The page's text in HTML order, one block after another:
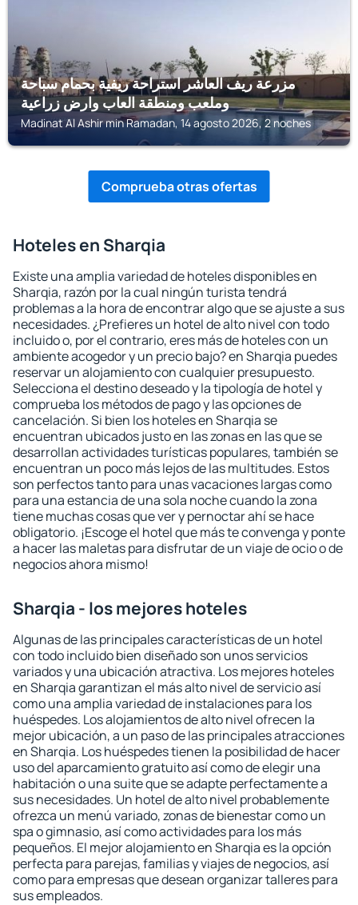
مزرعة ريف العاشر استراحة ريفية بحمام سباحة
وملعب ومنطقة العاب وارض زراعية
Madinat Al Ashir min Ramadan, 14 agosto 2026, 2 noches
Comprueba otras ofertas
Hoteles en Sharqia
Existe una amplia variedad de hoteles disponibles en
Sharqia, razón por la cual ningún turista tendrá
problemas a la hora de encontrar algo que se ajuste a sus
necesidades. ¿Prefieres un hotel de alto nivel con todo
incluido o, por el contrario, eres más de hoteles con un
ambiente acogedor y un precio bajo? en Sharqia puedes
reservar un alojamiento con cualquier presupuesto.
Selecciona el destino deseado y la tipología de hotel y
comprueba los métodos de pago y las opciones de
cancelación. Si bien los hoteles en Sharqia se
encuentran ubicados justo en las zonas en las que se
desarrollan actividades turísticas populares, también se
encuentran un poco más lejos de las multitudes. Estos
son perfectos tanto para unas vacaciones largas como
para una estancia de una sola noche cuando la zona
tiene muchas cosas que ver y pernoctar ahí se hace
obligatorio. ¡Escoge el hotel que más te convenga y ponte
a hacer las maletas para disfrutar de un viaje de ocio o de
negocios ahora mismo!
Sharqia - los mejores hoteles
Algunas de las principales características de un hotel
con todo incluido bien diseñado son unos servicios
variados y una ubicación atractiva. Los mejores hoteles
en Sharqia garantizan el más alto nivel de servicio así
como una amplia variedad de instalaciones para los
huéspedes. Los alojamientos de alto nivel ofrecen la
mejor ubicación, a un paso de las principales atracciones
en Sharqia. Los huéspedes tienen la posibilidad de hacer
uso del aparcamiento gratuito así como de elegir una
habitación o una suite que se adapte perfectamente a
sus necesidades. Un hotel de alto nivel probablemente
ofrezca un menú variado, zonas de bienestar como un
spa o gimnasio, así como actividades para los más
pequeños. El mejor alojamiento en Sharqia es la opción
perfecta para parejas, familias y viajes de negocios, así
como para empresas que desean organizar talleres para
sus empleados.